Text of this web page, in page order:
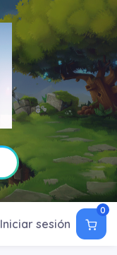
Iniciar sesión
0